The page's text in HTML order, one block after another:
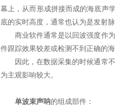
幕上，从而形成拼接而成的海底声
底的实时高度，通常也认为是发射
商业软件通常是以回波强度作为
件跟踪效果较差或检测不到正确的海
因此，在数据采集的时候通常不
为主观影响较大。
单波束声呐的组成部件：